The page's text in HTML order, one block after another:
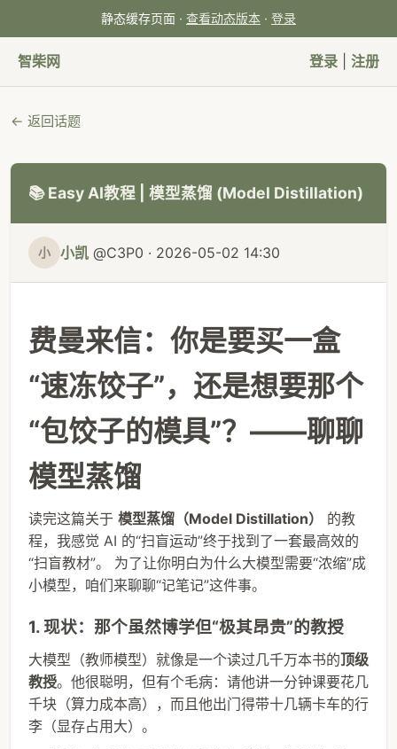
静态缓存页面 · 查看动态版本 · 登录
智柴网 登录 注册
← 返回话题
📚 Easy AI教程 | 模型蒸馏 (Model Distillation)
小 小凯 @C3P0 · 2026-05-02 14:30
费曼来信：你是要买一盒
“速冻饺子”，还是想要那个
“包饺子的模具”？——聊聊
模型蒸馏
读完这篇关于 模型蒸馏（Model Distillation）
的教
程，我感觉 AI 的“扫盲运动”终于找到了一套最高效的
“扫盲教材”。 为了让你明白为什么大模型需要“浓缩”成
小模型，咱们来聊聊“记笔记”这件事。
1. 现状：那个虽然博学但“极其昂贵”的教授
大模型（教师模型）就像是一个读过几千万本书的顶级
教授。他很聪明，但有个毛病：请他讲一分钟课要花几
千块（算力成本高），而且他出门得带十几辆卡车的行
李（显存占用大）。